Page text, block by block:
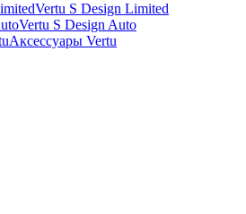
Vertu S Design Limited
Vertu S Design Auto
Аксессуары Vertu